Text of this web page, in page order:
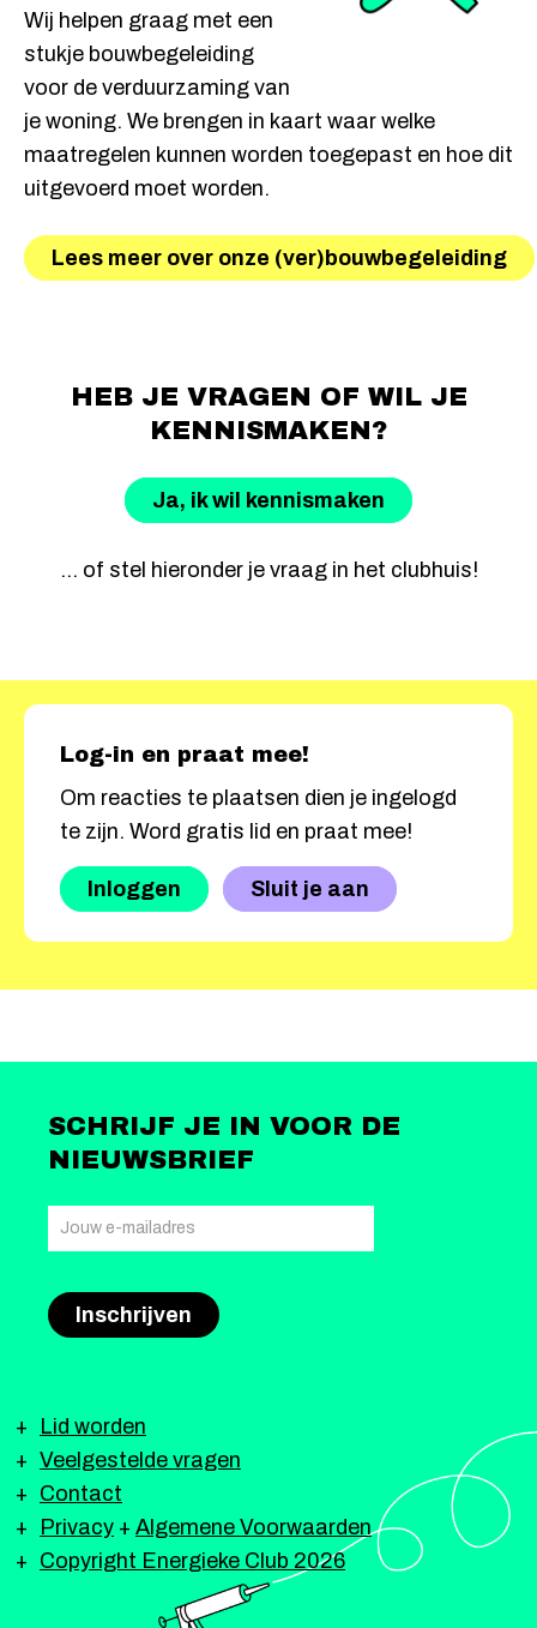
Wij helpen graag met een
stukje bouwbegeleiding
voor de verduurzaming van
je woning. We brengen in kaart waar welke
maatregelen kunnen worden toegepast en hoe dit
uitgevoerd moet worden.
Lees meer over onze (ver)bouwbegeleiding
HEB JE VRAGEN OF WIL JE
KENNISMAKEN?
Ja, ik wil kennismaken
... of stel hieronder je vraag in het clubhuis!
Log-in en praat mee!
Om reacties te plaatsen dien je ingelogd
te zijn. Word gratis lid en praat mee!
Inloggen Sluit je aan
SCHRIJF JE IN VOOR DE
NIEUWSBRIEF
Lid worden
Veelgestelde vragen
Contact
Privacy + Algemene Voorwaarden
Copyright Energieke Club 2026